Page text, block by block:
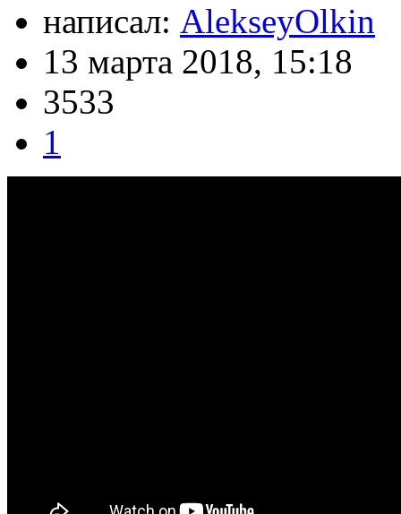
написал: AlekseyOlkin
13 марта 2018, 15:18
3533
1